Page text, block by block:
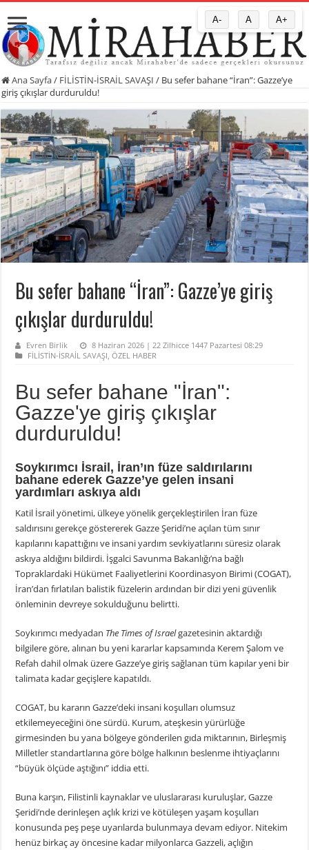
Ana Sayfa/ FİLİSTİN-İSRAİL SAVAŞI / Bu sefer bahane “İran”: Gazze’ye
giriş çıkışlar durduruldu!
Bu sefer bahane “İran”: Gazze’ye giriş
çıkışlar durduruldu!
Evren Birlik
8 Haziran 2026 | 22 Zilhicce 1447 Pazartesi 08:29
FİLİSTİN-İSRAİL SAVAŞI,ÖZEL HABER
Bu sefer bahane "İran":
Gazze'ye giriş çıkışlar
durduruldu!
Soykırımcı İsrail, İran’ın füze saldırılarını
bahane ederek Gazze’ye gelen insani
yardımları askıya aldı
Katil İsrail yönetimi, ülkeye yönelik gerçekleştirilen İran füze
saldırısını gerekçe göstererek Gazze Şeridi’ne açılan tüm sınır
kapılarını kapattığını ve insani yardım sevkiyatlarını süresiz olarak
askıya aldığını bildirdi. İşgalci Savunma Bakanlığı’na bağlı
Topraklardaki Hükümet Faaliyetlerini Koordinasyon Birimi (COGAT),
İran’dan fırlatılan balistik füzelerin ardından bir dizi yeni güvenlik
önleminin devreye sokulduğunu belirtti.
Soykırımcı medyadan The Times of Israelgazetesinin aktardığı
bilgilere göre, alınan bu yeni kararlar kapsamında Kerem Şalom ve
Refah dahil olmak üzere Gazze’ye giriş sağlanan tüm kapılar yeni bir
talimata kadar geçişlere kapatıldı.
COGAT, bu kararın Gazze’deki insani koşulları olumsuz
etkilemeyeceğini öne sürdü. Kurum, ateşkesin yürürlüğe
girmesinden bu yana bölgeye gönderilen gıda miktarının, Birleşmiş
Milletler standartlarına göre bölge halkının beslenme ihtiyaçlarını
“büyük ölçüde aştığını” iddia etti.
Buna karşın, Filistinli kaynaklar ve uluslararası kuruluşlar, Gazze
Şeridi’nde derinleşen açlık krizi ve kötüleşen yaşam koşulları
konusunda peş peşe uyarılarda bulunmaya devam ediyor. Nitekim
henüz birkaç ay öncesine kadar milyonlarca Gazzeli, açlığın
A- A A+